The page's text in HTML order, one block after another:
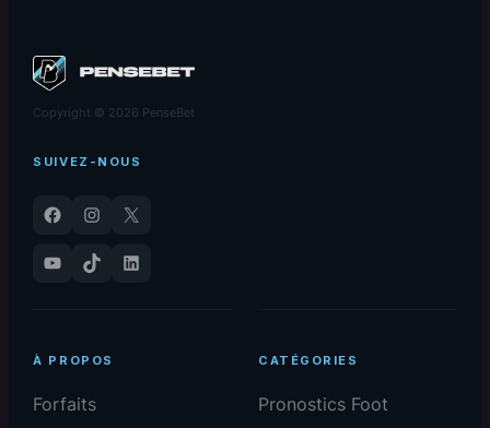
Copyright © 2026 PenseBet
SUIVEZ-NOUS
Facebook Instagram
X
YouTube
TikTok LinkedIn
À PROPOS
Forfaits
CATÉGORIES
Pronostics Foot